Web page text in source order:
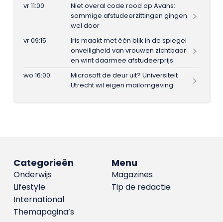
vr 11:00
Niet overal code rood op Avans:
sommige afstudeerzittingen gingen
wel door
vr 09:15
Iris maakt met één blik in de spiegel
onveiligheid van vrouwen zichtbaar
en wint daarmee afstudeerprijs
wo 16:00
Microsoft de deur uit? Universiteit
Utrecht wil eigen mailomgeving
Menu
Magazines
Tip de redactie
Categorieën
Onderwijs
Lifestyle
International
Themapagina’s